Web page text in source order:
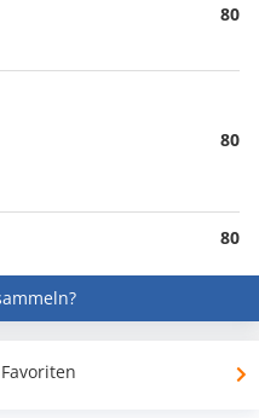
80
80
80
Favoriten